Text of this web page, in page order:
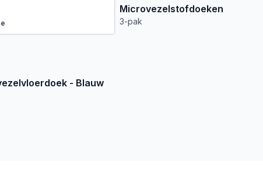
- Blauw
Microvezelstofdoeken - Bruin
3-pak